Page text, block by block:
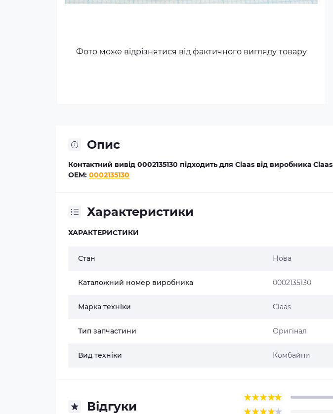
Фото може відрізнятися від фактичного вигляду товару
Опис
Контактний вивід 0002135130 підходить для Claas від виробника Claas
OEM: 0002135130
Характеристики
ХАРАКТЕРИСТИКИ
Стан Нова
Каталожний номер виробника 0002135130
Марка техніки Claas
Тип запчастини Оригінал
Вид техніки Комбайни
Відгуки